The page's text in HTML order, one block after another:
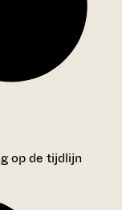
op de tijdlijn